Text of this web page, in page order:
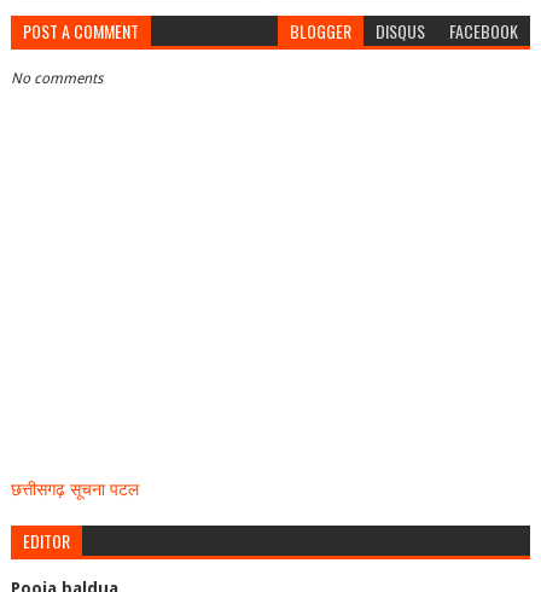
POST A COMMENT BLOGGER DISQUS FACEBOOK
No comments
छत्तीसगढ़ सूचना पटल
EDITOR